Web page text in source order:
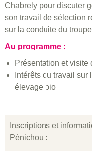
Chabrely pour discuter
son travail de sélection
sur la conduite du
Au programme :
Présentation et visite
Intérêts du travail
élevage bio
Inscriptions et
Pénichou :